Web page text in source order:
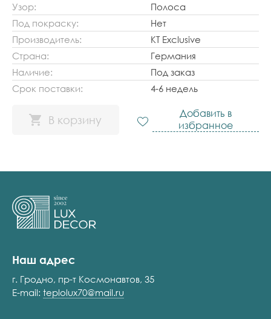
Узор:
Полоса
Под покраску:
Нет
Производитель:
KT Exclusive
Страна:
Германия
Наличие:
Под заказ
Срок поставки:
4-6 недель
В корзину
Добавить в
избранное
Наш адрес
г. Гродно, пр-т Космонавтов, 35
E-mail: teplolux70@mail.ru